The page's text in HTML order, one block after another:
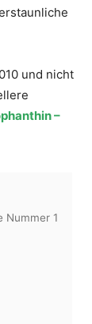
und nicht
–
Nummer 1